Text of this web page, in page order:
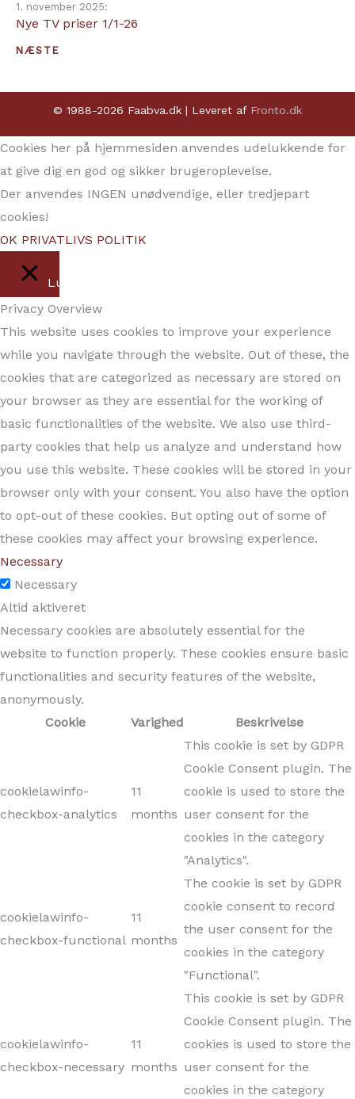
1. november 2025:
Nye TV priser 1/1-26
NÆSTE
© 1988-2026 Faabva.dk | Leveret af Fronto.dk
Cookies her på hjemmesiden anvendes udelukkende for
at give dig en god og sikker brugeroplevelse.
Der anvendes INGEN unødvendige, eller tredjepart
cookies!
OK PRIVATLIVS POLITIK
Luk
Privacy Overview
This website uses cookies to improve your experience
while you navigate through the website. Out of these, the
cookies that are categorized as necessary are stored on
your browser as they are essential for the working of
basic functionalities of the website. We also use third-
party cookies that help us analyze and understand how
you use this website. These cookies will be stored in your
browser only with your consent. You also have the option
to opt-out of these cookies. But opting out of some of
these cookies may affect your browsing experience.
Necessary
Necessary
Altid aktiveret
Necessary cookies are absolutely essential for the
website to function properly. These cookies ensure basic
functionalities and security features of the website,
anonymously.
Cookie
Varighed Beskrivelse
cookielawinfo-
checkbox-analytics
11
months
This cookie is set by GDPR
Cookie Consent plugin. The
cookie is used to store the
user consent for the
cookies in the category
"Analytics".
cookielawinfo-
checkbox-functional
11
months
The cookie is set by GDPR
cookie consent to record
the user consent for the
cookies in the category
"Functional".
cookielawinfo-
checkbox-necessary
11
months
This cookie is set by GDPR
Cookie Consent plugin. The
cookies is used to store the
user consent for the
cookies in the category